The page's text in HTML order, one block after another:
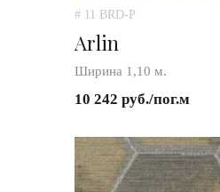
# 11 BRD-P
Arlin
Ширина 1,10 м.
10 242 руб./пог.м